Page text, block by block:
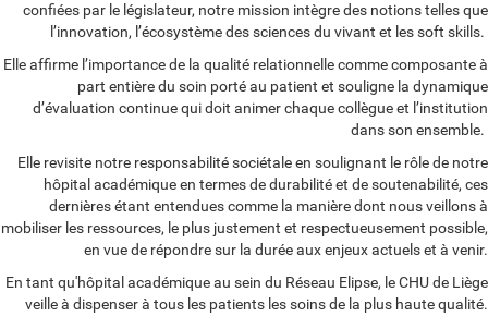
confiées par le législateur, notre mission intègre des notions telles que
l’innovation, l’écosystème des sciences du vivant et les soft skills.
Elle affirme l’importance de la qualité relationnelle comme composante à
part entière du soin porté au patient et souligne la dynamique
d’évaluation continue qui doit animer chaque collègue et l’institution
dans son ensemble.
Elle revisite notre responsabilité sociétale en soulignant le rôle de notre
hôpital académique en termes de durabilité et de soutenabilité, ces
dernières étant entendues comme la manière dont nous veillons à
mobiliser les ressources, le plus justement et respectueusement possible,
en vue de répondre sur la durée aux enjeux actuels et à venir.
En tant qu'hôpital académique au sein du Réseau Elipse, le CHU de Liège
veille à dispenser à tous les patients les soins de la plus haute qualité.